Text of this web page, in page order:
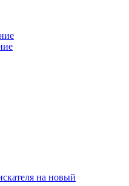
на новый